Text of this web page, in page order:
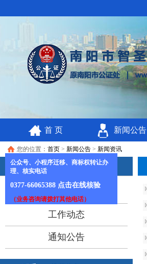
公众号、小程序迁移、商标权转让办
理、核实电话
0377-66065388 点击在线核验
（业务咨询请拨打其他电话）
首 页 新闻公告
您的位置： 首页 > 新闻公告 > 新闻资讯
新闻公告
新闻资讯
工作动态
通知公告